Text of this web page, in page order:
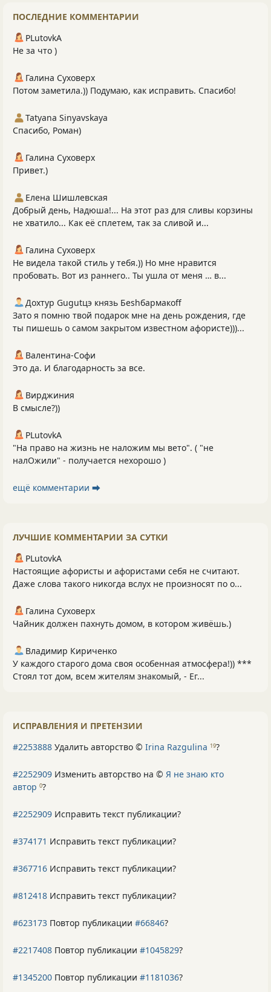
ПОСЛЕДНИЕ КОММЕНТАРИИ
PLutоvkА
Не за что )
Галина Суховерх
Потом заметила.)) Подумаю, как исправить. Спасибо!
Tatyana Sinyavskaya
Спасибо, Роман)
Галина Суховерх
Привет.)
Елена Шишлевская
Добрый день, Надюша!... На этот раз для сливы корзины
не хватило... Как её сплетем, так за сливой и...
Галина Суховерх
Не видела такой стиль у тебя.)) Но мне нравится
пробовать. Вот из раннего.. Ты ушла от меня … в...
Дохтур Gugutцэ князь Беshбармакоff
Зато я помню твой подарок мне на день рождения, где
ты пишешь о самом закрытом известном афористе)))...
Валентина-Софи
Это да. И благодарность за все.
Вирджиния
В смысле?))
PLutоvkА
"На право на жизнь не наложим мы вето". ( "не
налОжили" - получается нехорошо )
ещё комментарии ⮕
ЛУЧШИЕ КОММЕНТАРИИ ЗА СУТКИ
PLutоvkА
Настоящие афористы и афористами себя не считают.
Даже слова такого никогда вслух не произносят по о...
Галина Суховерх
Чайник должен пахнуть домом, в котором живёшь.)
Владимир Кириченко
У каждого старого дома своя особенная атмосфера!)) ***
Стоял тот дом, всем жителям знакомый, - Ег...
ИСПРАВЛЕНИЯ И ПРЕТЕНЗИИ
#2253888 Удалить авторство © Irina Razgulina 19?
#2252909 Изменить авторство на © Я не знаю кто
автор 0?
#2252909 Исправить текст публикации?
#374171 Исправить текст публикации?
#367716 Исправить текст публикации?
#812418 Исправить текст публикации?
#623173 Повтор публикации #66846?
#2217408 Повтор публикации #1045829?
#1345200 Повтор публикации #1181036?